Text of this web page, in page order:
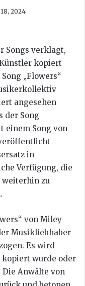
2024
Songs verklagt,
kopiert
„Flowers“
angesehen
der Song
einem Song von
in
Verfügung, die
weiterhin zu
von Miley
Musikliebhaber
Es wird
kopiert wurde oder
Die Anwälte von